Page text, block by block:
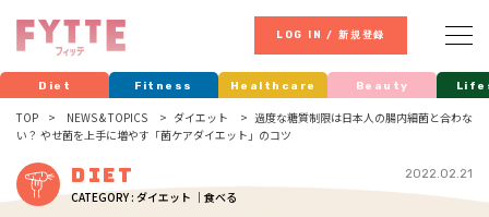
LOG IN / 新規登録
Diet Fitness Healthcare Beauty
TOP NEWS & TOPICS ダイエット
過度な糖質制限は日本人の腸内細菌と合わな
い？ やせ菌を上手に増やす「菌ケアダイエット」のコツ
Diet
CATEGORY : ダイエット ｜食べる
2022.02.21